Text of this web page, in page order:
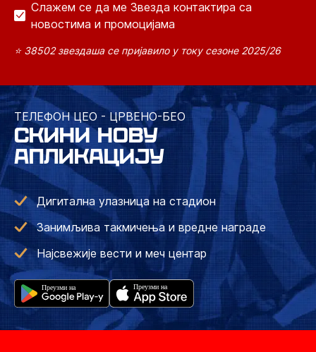
Слажем се да ме Звезда контактира са
новостима и промоцијама
⭐ 38502 звездаша се пријавило у току сезоне 2025/26
ТЕЛЕФОН ЦЕО - ЦРВЕНО-БЕО
СКИНИ НОВУ
АПЛИКАЦИЈУ
Дигитална улазница на стадион
Занимљива такмичења и вредне награде
Најсвежије вести и меч центар